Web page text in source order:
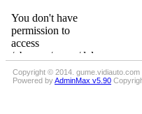
Copyright © 2014. gume.vidiauto.com
Powered byAdminMax v5.90